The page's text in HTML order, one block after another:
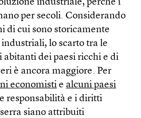
industriale, perché i
per secoli. Considerando
di cui sono storicamente
lo scarto tra le
abitanti dei paesi ricchi e di
è ancora maggiore. Per
economisti e alcuni paesi
responsabilità e i diritti
siano attribuiti